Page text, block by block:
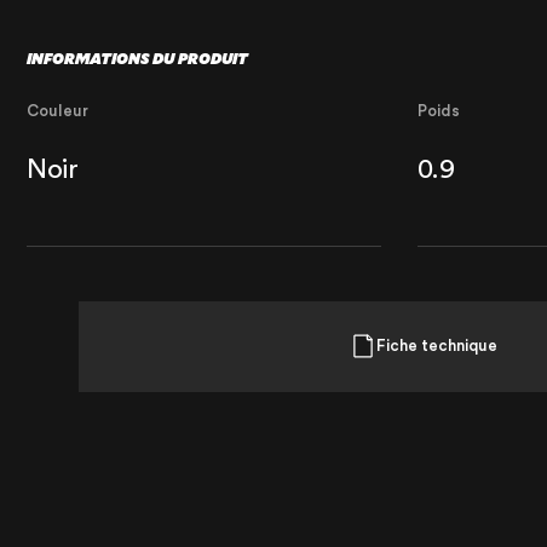
INFORMATIONS DU PRODUIT
Couleur
Noir
Poids
0.9
Fiche technique